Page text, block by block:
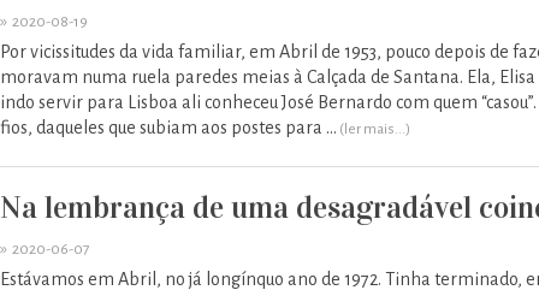
» 2020-08-19
Por vicissitudes da vida familiar, em Abril de 1953, pouco depois de
moravam numa ruela paredes meias à Calçada de Santana. Ela,
indo servir para Lisboa ali conheceu José Bernardo com quem
fios, daqueles que subiam aos postes para ... (ler mais...)
Na lembrança de uma desagradável
» 2020-06-07
Estávamos em Abril, no já longínquo ano de 1972. Tinha terminado,